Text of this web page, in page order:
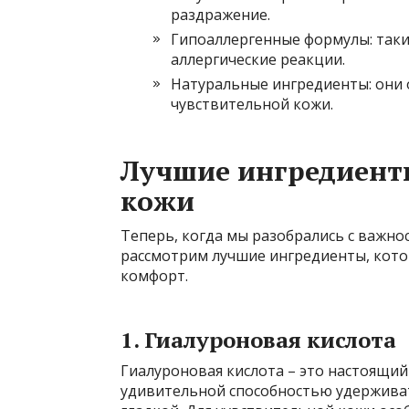
раздражение.
Гипоаллергенные формулы:
аллергические реакции.
Натуральные ингредиенты:
чувствительной кожи.
Лучшие
кожи
Теперь, когда мы разобрались с
рассмотрим лучшие ингредиенты,
комфорт.
1. Гиалуроновая кислота
Гиалуроновая кислота – это
удивительной способностью